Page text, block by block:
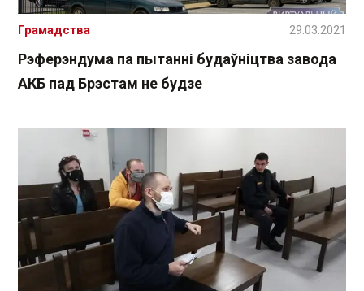
Рэферэндума па пытанні будаўніцтва завода
АКБ пад Брэстам не будзе
Грамадства 29.03.2021